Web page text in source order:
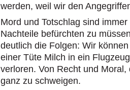
werden, weil wir den
Mord und Totschlag sind
Nachteile befürchten zu
deutlich die Folgen: Wir
einer Tüte Milch in ein
verloren. Von Recht und
ganz zu schweigen.